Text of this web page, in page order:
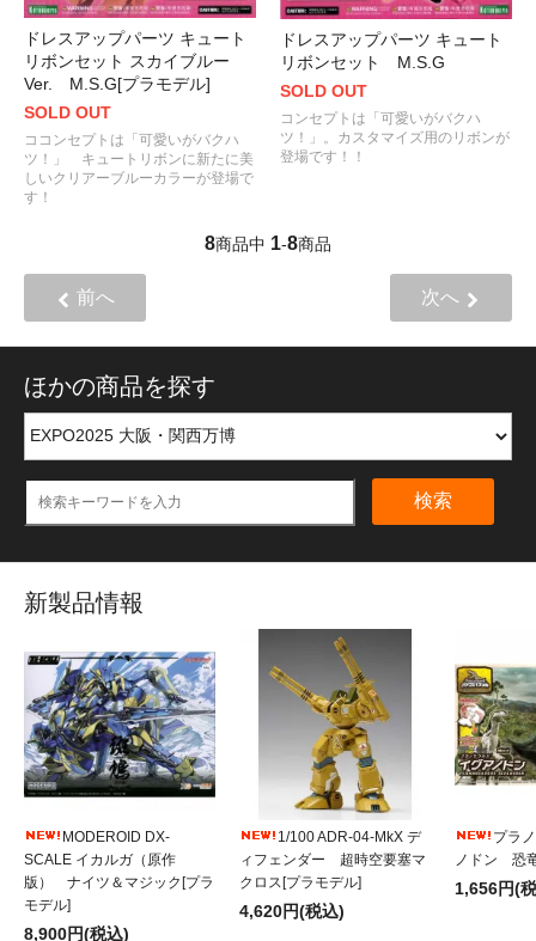
ドレスアップパーツ キュート
リボンセット スカイブルー
Ver. M.S.G[プラモデル]
SOLD OUT
ココンセプトは「可愛いがバクハ
ツ！」 キュートリボンに新たに美
しいクリアーブルーカラーが登場で
す！
ドレスアップパーツ キュート
リボンセット M.S.G
SOLD OUT
コンセプトは「可愛いがバクハ
ツ！」。カスタマイズ用のリボンが
登場です！！
8商品中 1-8商品
前へ 次へ
ほかの商品を探す
検索
新製品情報
MODEROID DX-
SCALE イカルガ（原作
版） ナイツ＆マジック[プラ
モデル]
8,900円(税込)
1/100 ADR-04-MkX デ
ィフェンダー 超時空要塞マ
クロス[プラモデル]
4,620円(税込)
プラ
ノドン 恐
1,656円(